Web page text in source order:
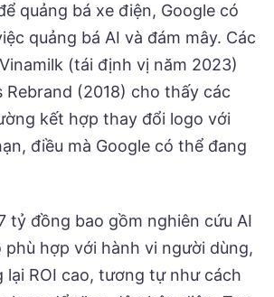
quảng bá xe điện, Google có
quảng bá AI và đám mây. Các
(tái định vị năm 2023)
Rebrand (2018) cho thấy các
kết hợp thay đổi logo với
điều mà Google có thể đang
tỷ đồng bao gồm nghiên cứu AI
phù hợp với hành vi người dùng,
lại ROI cao, tương tự như cách